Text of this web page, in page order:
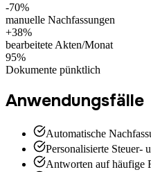
-70%
manuelle Nachfassungen
+38%
bearbeitete Akten/Monat
95%
Dokumente pünktlich
Anwendungsfälle
Automatische
Personalisierte Steuer-
Antworten auf häufige